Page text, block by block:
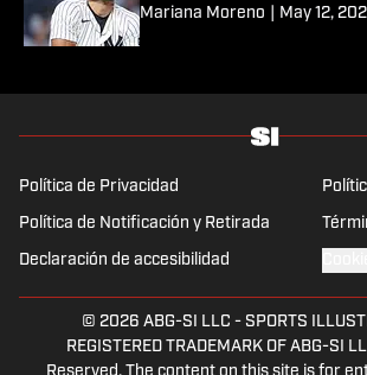
Mariana Moreno May 12,
Política de Privacidad
Política de Notificación y Retirada
Declaración de accesibilidad
© 2026 ABG-SI LLC - SPORTS
REGISTERED TRADEMARK OF ABG-SI